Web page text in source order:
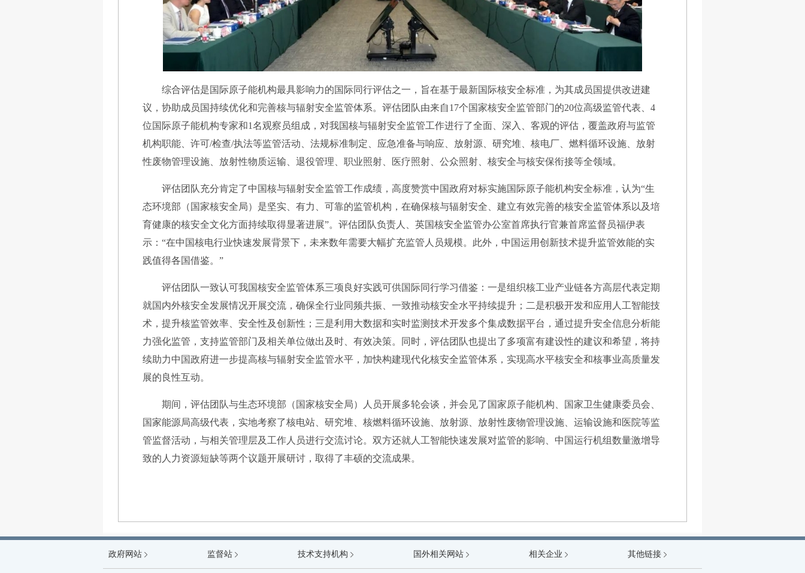
综合评估是国际原子能机构最具影响力的国际同行评估之一，旨在基于最新国际核安全标准，为其成员国提供改进建
议，协助成员国持续优化和完善核与辐射安全监管体系。评估团队由来自17个国家核安全监管部门的20位高级监管代表、4
位国际原子能机构专家和1名观察员组成，对我国核与辐射安全监管工作进行了全面、深入、客观的评估，覆盖政府与监管
机构职能、许可/检查/执法等监管活动、法规标准制定、应急准备与响应、放射源、研究堆、核电厂、燃料循环设施、放射
性废物管理设施、放射性物质运输、退役管理、职业照射、医疗照射、公众照射、核安全与核安保衔接等全领域。
评估团队充分肯定了中国核与辐射安全监管工作成绩，高度赞赏中国政府对标实施国际原子能机构安全标准，认为“生
态环境部（国家核安全局）是坚实、有力、可靠的监管机构，在确保核与辐射安全、建立有效完善的核安全监管体系以及培
育健康的核安全文化方面持续取得显著进展”。评估团队负责人、英国核安全监管办公室首席执行官兼首席监督员福伊表
示：“在中国核电行业快速发展背景下，未来数年需要大幅扩充监管人员规模。此外，中国运用创新技术提升监管效能的实
践值得各国借鉴。”
评估团队一致认可我国核安全监管体系三项良好实践可供国际同行学习借鉴：一是组织核工业产业链各方高层代表定期
就国内外核安全发展情况开展交流，确保全行业同频共振、一致推动核安全水平持续提升；二是积极开发和应用人工智能技
术，提升核监管效率、安全性及创新性；三是利用大数据和实时监测技术开发多个集成数据平台，通过提升安全信息分析能
力强化监管，支持监管部门及相关单位做出及时、有效决策。同时，评估团队也提出了多项富有建设性的建议和希望，将持
续助力中国政府进一步提高核与辐射安全监管水平，加快构建现代化核安全监管体系，实现高水平核安全和核事业高质量发
展的良性互动。
期间，评估团队与生态环境部（国家核安全局）人员开展多轮会谈，并会见了国家原子能机构、国家卫生健康委员会、
国家能源局高级代表，实地考察了核电站、研究堆、核燃料循环设施、放射源、放射性废物管理设施、运输设施和医院等监
管监督活动，与相关管理层及工作人员进行交流讨论。双方还就人工智能快速发展对监管的影响、中国运行机组数量激增导
致的人力资源短缺等两个议题开展研讨，取得了丰硕的交流成果。
中国政府网 生态环境部
国家能源局
国防科工局
国家原子能机构
政府网站 监督站 技术支持机构 国外相关网站 相关企业 其他链接